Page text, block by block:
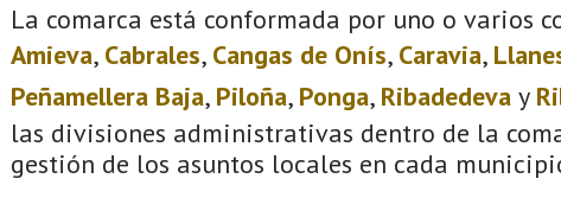
La comarca está conformada por uno o varios
Amieva, Cabrales, Cangas de Onís, Caravia,
Peñamellera Baja, Piloña, Ponga, Ribadedeva y
las divisiones administrativas dentro de la
gestión de los asuntos locales en cada